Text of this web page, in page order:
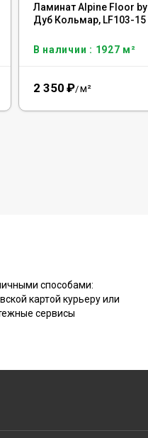
Ламинат Alpine Floor
Дуб Кольмар, LF103-15
В наличии : 1927 м²
2 350 ₽/м²
способами:
картой курьеру или
сервисы